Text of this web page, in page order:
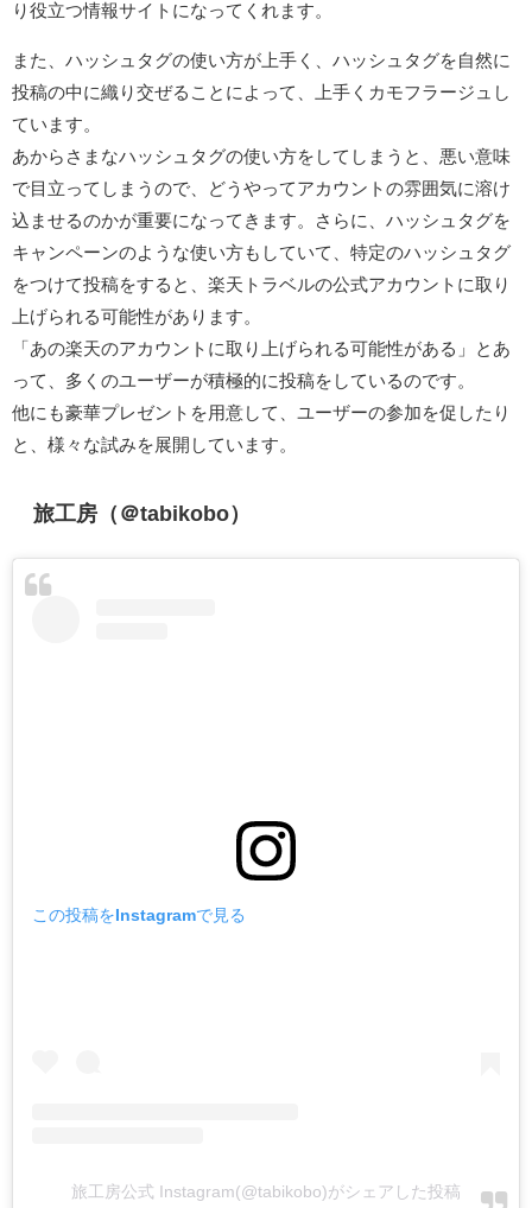
り役立つ情報サイトになってくれます。
また、ハッシュタグの使い方が上手く、ハッシュタグを自然に
投稿の中に織り交ぜることによって、上手くカモフラージュし
ています。
あからさまなハッシュタグの使い方をしてしまうと、悪い意味
で目立ってしまうので、どうやってアカウントの雰囲気に溶け
込ませるのかが重要になってきます。さらに、ハッシュタグを
キャンペーンのような使い方もしていて、特定のハッシュタグ
をつけて投稿をすると、楽天トラベルの公式アカウントに取り
上げられる可能性があります。
「あの楽天のアカウントに取り上げられる可能性がある」とあ
って、多くのユーザーが積極的に投稿をしているのです。
他にも豪華プレゼントを用意して、ユーザーの参加を促したり
と、様々な試みを展開しています。
旅工房（＠tabikobo）
この投稿をInstagramで見る
旅工房公式 Instagram(@tabikobo)がシェアした投稿